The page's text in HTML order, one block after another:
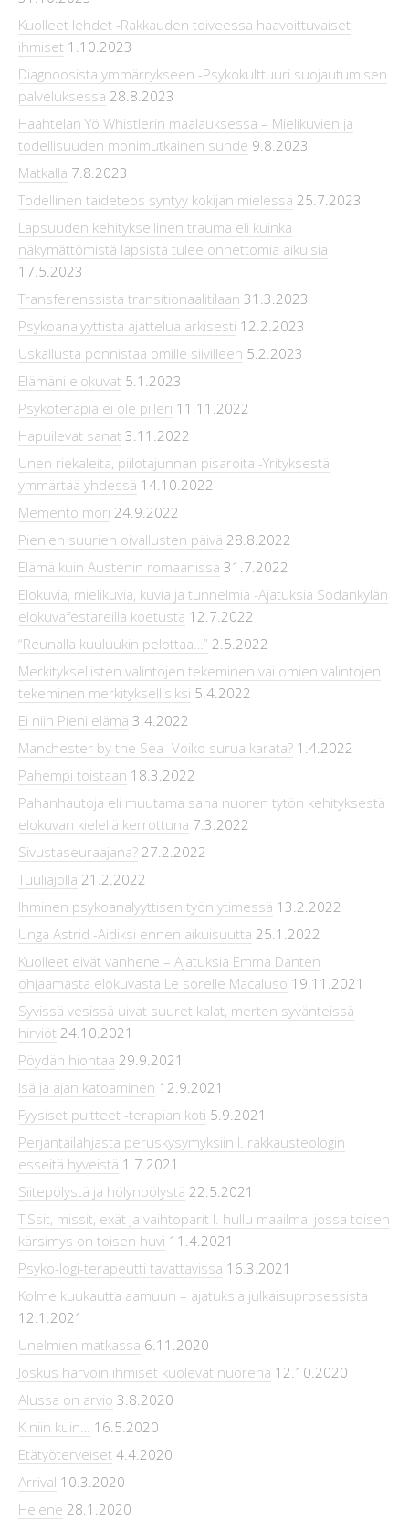
Kuolleet lehdet -Rakkauden toiveessa haavoittuvaiset
ihmiset 1.10.2023
Diagnoosista ymmärrykseen -Psykokulttuuri suojautumisen
palveluksessa 28.8.2023
Haahtelan Yö Whistlerin maalauksessa – Mielikuvien ja
todellisuuden monimutkainen suhde 9.8.2023
Matkalla 7.8.2023
Todellinen taideteos syntyy kokijan mielessä 25.7.2023
Lapsuuden kehityksellinen trauma eli kuinka
näkymättömistä lapsista tulee onnettomia aikuisia
17.5.2023
Transferenssista transitionaalitilaan 31.3.2023
Psykoanalyyttista ajattelua arkisesti 12.2.2023
Uskallusta ponnistaa omille siivilleen 5.2.2023
Elämäni elokuvat 5.1.2023
Psykoterapia ei ole pilleri 11.11.2022
Hapuilevat sanat 3.11.2022
Unen riekaleita, piilotajunnan pisaroita -Yrityksestä
ymmärtää yhdessä 14.10.2022
Memento mori 24.9.2022
Pienien suurien oivallusten päivä 28.8.2022
Elämä kuin Austenin romaanissa 31.7.2022
Elokuvia, mielikuvia, kuvia ja tunnelmia -Ajatuksia Sodankylän
elokuvafestareilla koetusta 12.7.2022
“Reunalla kuuluukin pelottaa…” 2.5.2022
Merkityksellisten valintojen tekeminen vai omien valintojen
tekeminen merkityksellisiksi 5.4.2022
Ei niin Pieni elämä 3.4.2022
Manchester by the Sea -Voiko surua karata? 1.4.2022
Pahempi toistaan 18.3.2022
Pahanhautoja eli muutama sana nuoren tytön kehityksestä
elokuvan kielellä kerrottuna 7.3.2022
Sivustaseuraajana? 27.2.2022
Tuuliajolla 21.2.2022
Ihminen psykoanalyyttisen työn ytimessä 13.2.2022
Unga Astrid -Äidiksi ennen aikuisuutta 25.1.2022
Kuolleet eivät vanhene – Ajatuksia Emma Danten
ohjaamasta elokuvasta Le sorelle Macaluso 19.11.2021
Syvissä vesissä uivat suuret kalat, merten syvänteissä
hirviöt 24.10.2021
Pöydän hiontaa 29.9.2021
Isä ja ajan katoaminen 12.9.2021
Fyysiset puitteet -terapian koti 5.9.2021
Perjantailahjasta peruskysymyksiin l. rakkausteologin
esseitä hyveistä 1.7.2021
Siitepölystä ja hölynpölystä 22.5.2021
TISsit, missit, exät ja vaihtoparit l. hullu maailma, jossa toisen
kärsimys on toisen huvi 11.4.2021
Psyko-logi-terapeutti tavattavissa 16.3.2021
Kolme kuukautta aamuun – ajatuksia julkaisuprosessista
12.1.2021
Unelmien matkassa 6.11.2020
Joskus harvoin ihmiset kuolevat nuorena 12.10.2020
Alussa on arvio 3.8.2020
K niin kuin… 16.5.2020
Etätyöterveiset 4.4.2020
Arrival 10.3.2020
Helene 28.1.2020